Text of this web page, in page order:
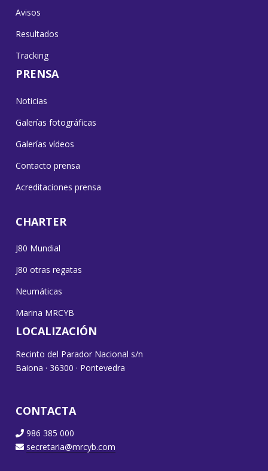
Avisos
Resultados
Tracking
PRENSA
Noticias
Galerías fotográficas
Galerías vídeos
Contacto prensa
Acreditaciones prensa
CHARTER
J80 Mundial
J80 otras regatas
Neumáticas
Marina MRCYB
LOCALIZACIÓN
Recinto del Parador Nacional s/n
Baiona · 36300 · Pontevedra
CONTACTA
986 385 000
secretaria@mrcyb.com